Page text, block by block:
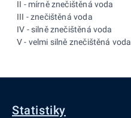
II - mírně znečištěná voda
III - znečištěná voda
IV - silně znečištěná voda
V - velmi silně znečištěná voda
Statistiky